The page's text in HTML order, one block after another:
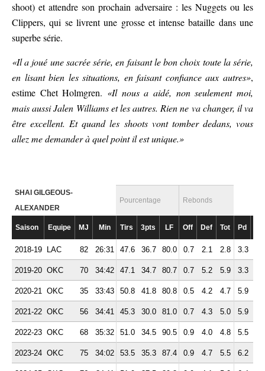
shoot) et attendre son prochain adversaire : les Nuggets ou les
Clippers, qui se livrent une grosse et intense bataille dans une
superbe série.
«Il a joué une sacrée série, en faisant le bon choix toute la série,
en lisant bien les situations, en faisant confiance aux autres»,
estime Chet Holmgren. «Il nous a aidé, non seulement moi,
mais aussi Jalen Williams et les autres. Rien ne va changer, il va
être excellent. Et quand les shoots vont tomber dedans, vous
allez me demander à quel point il est unique.»
SHAI GILGEOUS-
ALEXANDER
Pourcentage Rebonds
Saison Equipe MJ Min Tirs 3pts LF Off Def Tot Pd
2018-19 LAC 82 26:31 47.6 36.7 80.0 0.7 2.1 2.8 3.3
2019-20 OKC 70 34:42 47.1 34.7 80.7 0.7 5.2 5.9 3.3
2020-21 OKC 35 33:43 50.8 41.8 80.8 0.5 4.2 4.7 5.9
2021-22 OKC 56 34:41 45.3 30.0 81.0 0.7 4.3 5.0 5.9
2022-23 OKC 68 35:32 51.0 34.5 90.5 0.9 4.0 4.8 5.5
2023-24 OKC 75 34:02 53.5 35.3 87.4 0.9 4.7 5.5 6.2